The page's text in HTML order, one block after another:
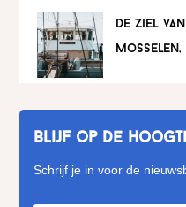
de ziel
Blijf op de
Schrijf je in voor de